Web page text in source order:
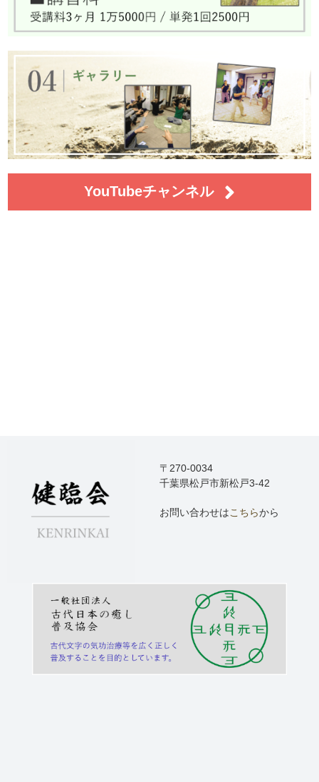
YouTubeチャンネル
〒270-0034
千葉県松戸市新松戸3-42
お問い合わせはこちらから